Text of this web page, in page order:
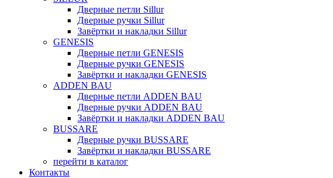
Дверные петли Sillur
Дверные ручки Sillur
Завёртки и накладки Sillur
GENESIS
Дверные петли GENESIS
Дверные ручки GENESIS
Завёртки и накладки GENESIS
ADDEN BAU
Дверные петли ADDEN BAU
Дверные ручки ADDEN BAU
Завёртки и накладки ADDEN BAU
BUSSARE
Дверные ручки BUSSARE
Завёртки и накладки BUSSARE
перейти в каталог
Контакты